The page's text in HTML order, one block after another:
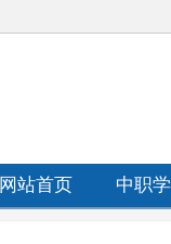
网站首页 中职